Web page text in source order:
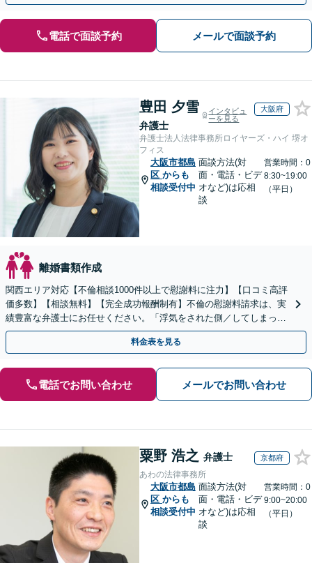
電話で面談予約 メールで面談予約
豊田 夕雪
弁護士
インタビュ
ーを見る
大阪府
弁護士法人法律事務所ロイヤーズ・ハイ 堺オ
フィス
大阪市都島
区 からも
相談受付中
面談方法(対
面・電話・ビデ
オなど)は応相
談
営業時間：0
8:30~19:00
（平日）
離婚書類作成
関西エリア対応【不倫相談1000件以上で慰謝料に注力】【口コミ高評
価多数】【相談無料】【完全成功報酬制有】不倫の慰謝料請求は、実
績豊富な弁護士にお任せください。「浮気をされた側／してしまった
側両方対応」人情派弁護士！
料金表を見る
電話でお問い合わせ メールでお問い合わせ
粟野 浩之 弁護士 京都府
あわの法律事務所
大阪市都島
区 からも
相談受付中
面談方法(対
面・電話・ビデ
オなど)は応相
談
営業時間：0
9:00~20:00
（平日）